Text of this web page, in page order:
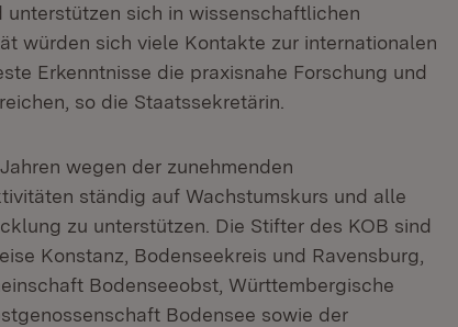
sich in wissenschaftlichen
würden sich viele Kontakte zur internationalen
Erkenntnisse die praxisnahe Forschung und
so die Staatssekretärin.
wegen der zunehmenden
ständig auf Wachstumskurs und alle
zu unterstützen. Die Stifter des KOB sind
Konstanz, Bodenseekreis und Ravensburg,
Bodenseeobst, Württembergische
Bodensee sowie der